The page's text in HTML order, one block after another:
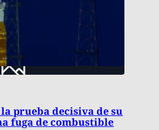
prueba decisiva de su
fuga de combustible